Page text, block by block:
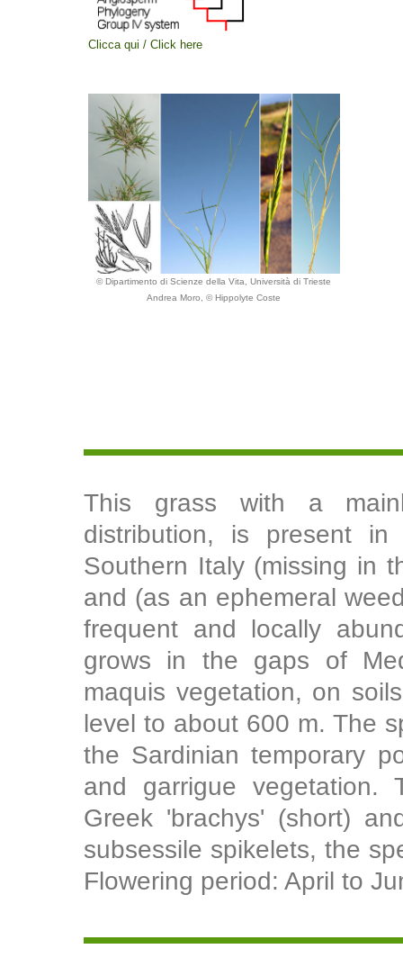
Clicca qui / Click here
© Dipartimento di Scienze della Vita, Università di Trieste
Andrea Moro, © Hippolyte Coste
This grass with a
distribution, is present
Southern Italy (missing in
and (as an ephemeral
frequent and locally
grows in the gaps of
maquis vegetation, on
level to about 600 m. The
the Sardinian temporary
and garrigue vegetation.
Greek 'brachys' (short)
subsessile spikelets, the
Flowering period: April to